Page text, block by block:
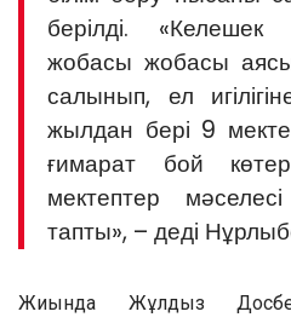
берілді. «Келешек
жобасы жобасы
салынып, ел
жылдан бері 9
ғимарат бой
мектептер
тапты», – деді
Жиында Жұлдыз